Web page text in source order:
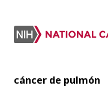
cáncer de pulmón